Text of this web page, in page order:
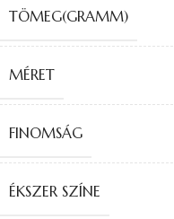
TÖMEG(GRAMM)
MÉRET
FINOMSÁG
ÉKSZER SZÍNE